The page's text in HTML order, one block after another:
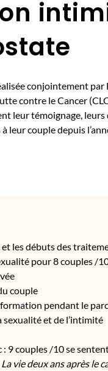
conjointement
contre le Cancer
leur témoignage,
leur couple depuis
et les débuts des
pour 8 couples /
couple
pendant le
sexualité et de l’intimité
9 couples /10 se
La vie deux ans après le